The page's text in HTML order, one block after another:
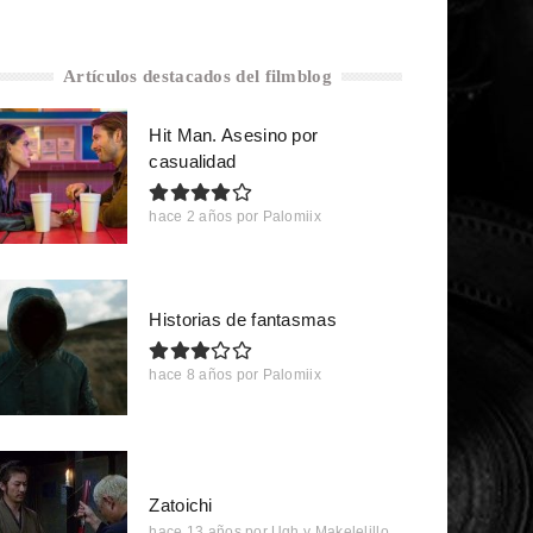
Artículos destacados del filmblog
Hit Man. Asesino por
casualidad
hace 2 años por Palomiix
Historias de fantasmas
hace 8 años por Palomiix
Zatoichi